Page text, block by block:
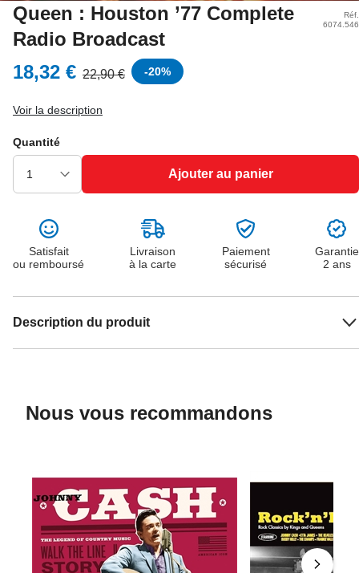
Queen : Houston ’77 Complete
Radio Broadcast
Réf.
6074.546
18,32 € 22,90 € -20%
Voir la description
Quantité
Ajouter au panier
Satisfait
ou remboursé
Livraison
à la carte
Paiement
sécurisé
Garantie
2 ans
Description du produit
Nous vous recommandons